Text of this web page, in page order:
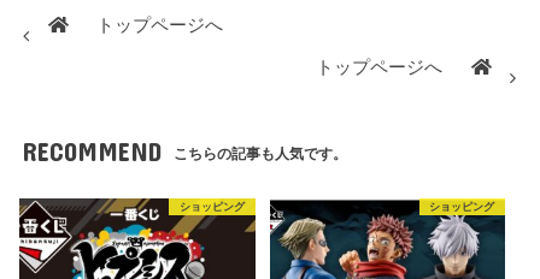
トップページへ
トップページへ
RECOMMEND こちらの記事も人気です。
ショッピング ショッピング